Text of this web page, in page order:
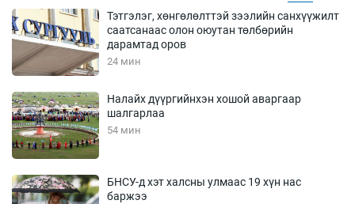
Тэтгэлэг, хөнгөлөлттэй зээлийн санхүүжилт
саатсанаас олон оюутан төлбөрийн
дарамтад оров
24 мин
Налайх дүүргийнхэн хошой аваргаар
шалгарлаа
54 мин
БНСУ-д хэт халсны улмаас 19 хүн нас
баржээ